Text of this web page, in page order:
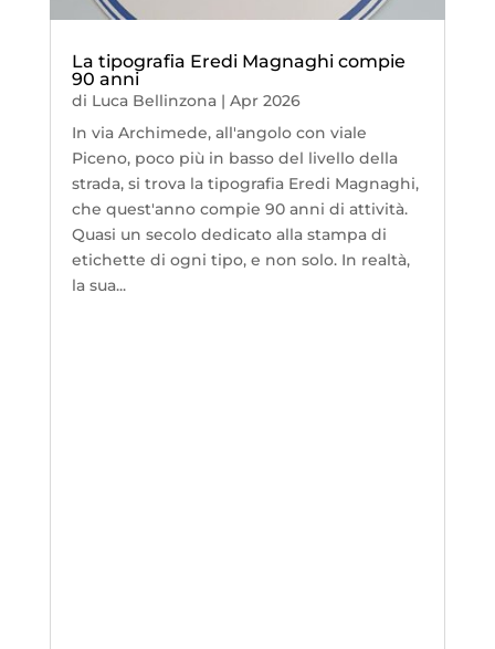
La tipografia Eredi Magnaghi compie
90 anni
di Luca Bellinzona| Apr 2026
In via Archimede, all'angolo con viale
Piceno, poco più in basso del livello della
strada, si trova la tipografia Eredi Magnaghi,
che quest'anno compie 90 anni di attività.
Quasi un secolo dedicato alla stampa di
etichette di ogni tipo, e non solo. In realtà,
la sua...